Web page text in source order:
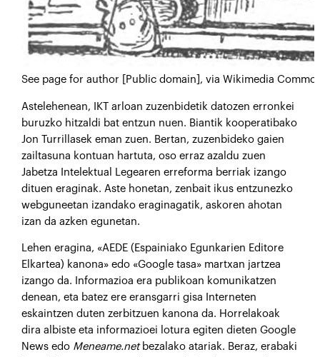
See page for author [Public domain], via Wikimedia
Astelehenean, IKT arloan zuzenbidetik datozen erronkei
buruzko hitzaldi bat entzun nuen. Biantik kooperatibako
Jon Turrillasek eman zuen. Bertan, zuzenbideko gaien
zailtasuna kontuan hartuta, oso erraz azaldu zuen
Jabetza Intelektual Legearen erreforma berriak izango
dituen eraginak. Aste honetan, zenbait ikus entzunezko
webguneetan izandako eraginagatik, askoren ahotan
izan da azken egunetan.
Lehen eragina, «AEDE (Espainiako Egunkarien Editore
Elkartea) kanona» edo «Google tasa» martxan jartzea
izango da. Informazioa era publikoan komunikatzen
denean, eta batez ere eransgarri gisa Interneten
eskaintzen duten zerbitzuen kanona da. Horrelakoak
dira albiste eta informazioei lotura egiten dieten Google
News edo Meneame.netbezalako atariak. Beraz, erabaki